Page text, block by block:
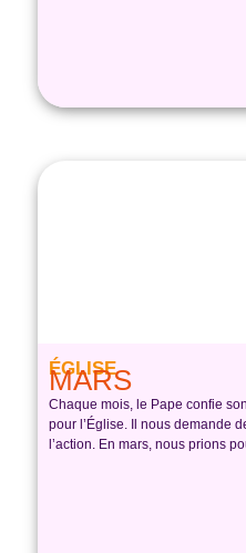
ÉGLISE
MARS
Chaque mois, le Pape confie
pour l’Église. Il nous demande
l’action. En mars, nous prions